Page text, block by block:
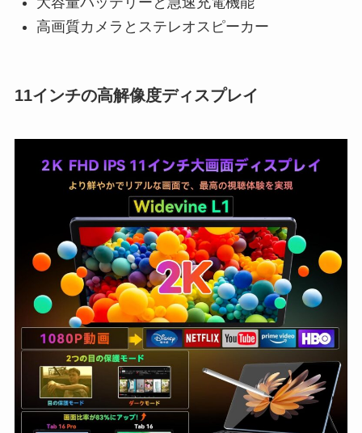
高画質カメラとステレオスピーカー
11インチの高解像度ディスプレイ